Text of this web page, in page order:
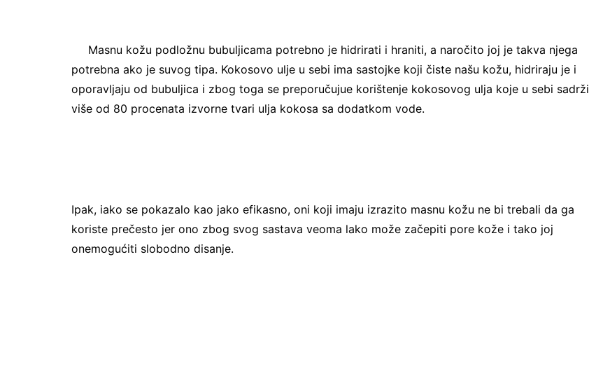
Masnu kožu podložnu bubuljicama potrebno je hidrirati i hraniti, a naročito joj je takva njega
potrebna ako je suvog tipa. Kokosovo ulje u sebi ima sastojke koji čiste našu kožu, hidriraju je i
oporavljaju od bubuljica i zbog toga se preporučujue korištenje kokosovog ulja koje u sebi sadrži
više od 80 procenata izvorne tvari ulja kokosa sa dodatkom vode.
Ipak, iako se pokazalo kao jako efikasno, oni koji imaju izrazito masnu kožu ne bi trebali da ga
koriste prečesto jer ono zbog svog sastava veoma lako može začepiti pore kože i tako joj
onemogućiti slobodno disanje.